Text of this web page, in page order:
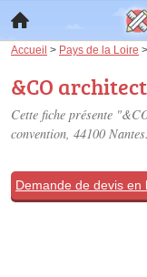
Accueil > Pays de la Loire >
&CO
Cette fiche présente
convention, 44100 Nantes.
Demande de devis en